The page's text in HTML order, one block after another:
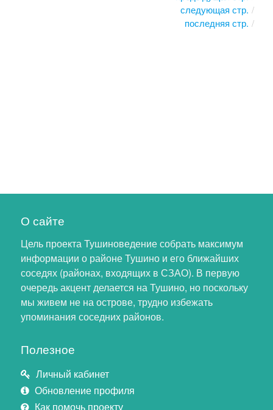
следующая стр.
последняя стр.
О сайте
Цель проекта Тушиноведение собрать максимум
информации о районе Тушино и его ближайших
соседях (районах, входящих в СЗАО). В первую
очередь акцент делается на Тушино, но поскольку
мы живем не на острове, трудно избежать
упоминания соседних районов.
Полезное
Личный кабинет
Обновление профиля
Как помочь проекту